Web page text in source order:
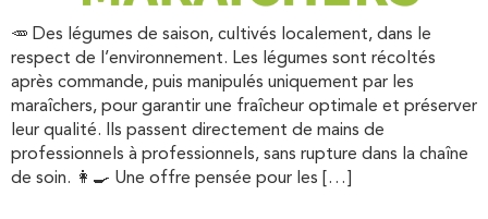
🥕 Des légumes de saison, cultivés localement, dans le
respect de l’environnement. Les légumes sont récoltés
après commande, puis manipulés uniquement par les
maraîchers, pour garantir une fraîcheur optimale et préserver
leur qualité. Ils passent directement de mains de
professionnels à professionnels, sans rupture dans la chaîne
de soin. 👩‍🍳 Une offre pensée pour les […]